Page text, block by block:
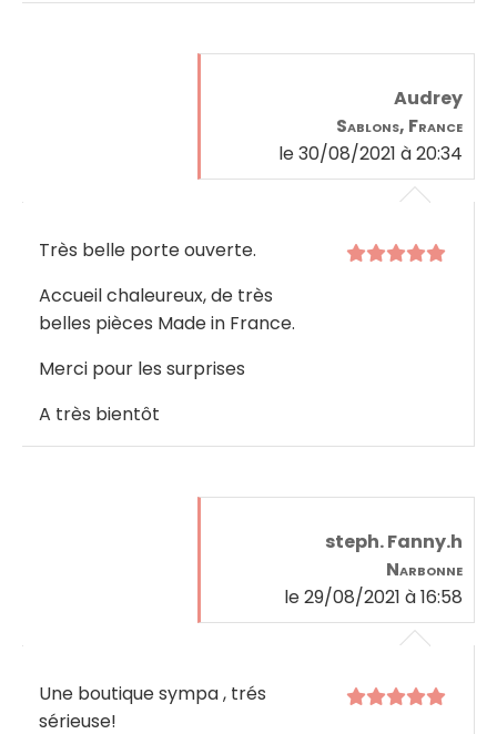
Audrey
Sablons, France
le 30/08/2021 à 20:34
Très belle porte ouverte.
Accueil chaleureux, de très
belles pièces Made in France.
Merci pour les surprises
A très bientôt
steph. Fanny.h
Narbonne
le 29/08/2021 à 16:58
Une boutique sympa , trés
sérieuse!